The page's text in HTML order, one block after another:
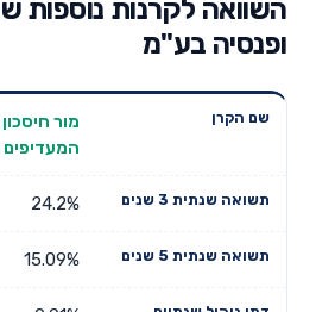
השוואה לקרנות נוספות
ופנסיה בע"מ
שנתית 3
מור
המעדיפים
24.2%
15.09%